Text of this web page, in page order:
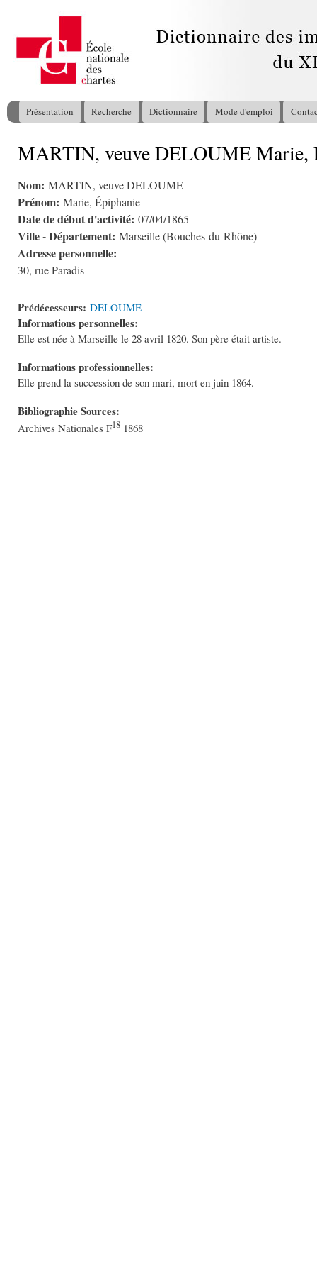
Menu principal
Présentation Recherche Dictionnaire Mode d'emploi
Vous êtes ici
MARTIN, veuve DELOUME Marie,
Nom: MARTIN, veuve DELOUME
Prénom: Marie, Épiphanie
Date de début d'activité: 07/04/1865
Ville - Département: Marseille (Bouches-du-Rhône)
Adresse personnelle:
30, rue Paradis
Prédécesseurs: DELOUME
Informations personnelles:
Elle est née à Marseille le 28 avril 1820. Son père était artiste.
Informations professionnelles:
Elle prend la succession de son mari, mort en juin 1864.
Bibliographie Sources:
Archives Nationales F18 1868